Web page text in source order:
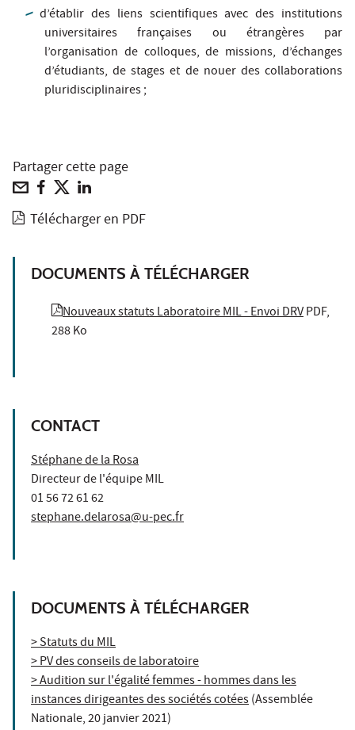
d’établir des liens scientifiques avec des institutions
universitaires françaises ou étrangères par
l’organisation de colloques, de missions, d’échanges
d’étudiants, de stages et de nouer des collaborations
pluridisciplinaires ;
Partager cette page
Télécharger en PDF
DOCUMENTS À TÉLÉCHARGER
Nouveaux statuts Laboratoire MIL - Envoi DRVPDF,
288 Ko
CONTACT
Stéphane de la Rosa
Directeur de l'équipe MIL
01 56 72 61 62
stephane.delarosa@u-pec.fr
DOCUMENTS À TÉLÉCHARGER
> Statuts du MIL
> PV des conseils de laboratoire
> Audition sur l'égalité femmes - hommes dans les
instances dirigeantes des sociétés cotées(Assemblée
Nationale, 20 janvier 2021)